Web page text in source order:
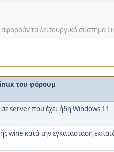
το λειτουργικό σύστημα
του φόρουμ
server που έχει ήδη Windows 11
wine κατά την εγκατάσταση